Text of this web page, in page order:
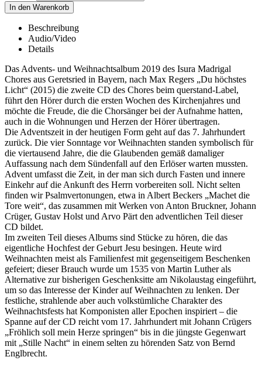
Beschreibung
Audio/Video
Details
Das Advents- und Weihnachtsalbum 2019 des Isura Madrigal
Chores aus Geretsried in Bayern, nach Max Regers „Du höchstes
Licht“ (2015) die zweite CD des Chores beim querstand-Label,
führt den Hörer durch die ersten Wochen des Kirchenjahres und
möchte die Freude, die die Chorsänger bei der Aufnahme hatten,
auch in die Wohnungen und Herzen der Hörer übertragen.
Die Adventszeit in der heutigen Form geht auf das 7. Jahrhundert
zurück. Die vier Sonntage vor Weihnachten standen symbolisch für
die viertausend Jahre, die die Glaubenden gemäß damaliger
Auffassung nach dem Sündenfall auf den Erlöser warten mussten.
Advent umfasst die Zeit, in der man sich durch Fasten und innere
Einkehr auf die Ankunft des Herrn vorbereiten soll. Nicht selten
finden wir Psalmvertonungen, etwa in Albert Beckers „Machet die
Tore weit“, das zusammen mit Werken von Anton Bruckner, Johann
Crüger, Gustav Holst und Arvo Pärt den adventlichen Teil dieser
CD bildet.
Im zweiten Teil dieses Albums sind Stücke zu hören, die das
eigentliche Hochfest der Geburt Jesu besingen. Heute wird
Weihnachten meist als Familienfest mit gegenseitigem Beschenken
gefeiert; dieser Brauch wurde um 1535 von Martin Luther als
Alternative zur bisherigen Geschenksitte am Nikolaustag eingeführt,
um so das Interesse der Kinder auf Weihnachten zu lenken. Der
festliche, strahlende aber auch volkstümliche Charakter des
Weihnachtsfests hat Komponisten aller Epochen inspiriert – die
Spanne auf der CD reicht vom 17. Jahrhundert mit Johann Crügers
„Fröhlich soll mein Herze springen“ bis in die jüngste Gegenwart
mit „Stille Nacht“ in einem selten zu hörenden Satz von Bernd
Englbrecht.